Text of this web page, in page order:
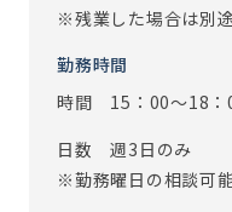
※残業した場合は別
勤務時間
時間 15：00～18：
日数 週3日のみ
※勤務曜日の相談可